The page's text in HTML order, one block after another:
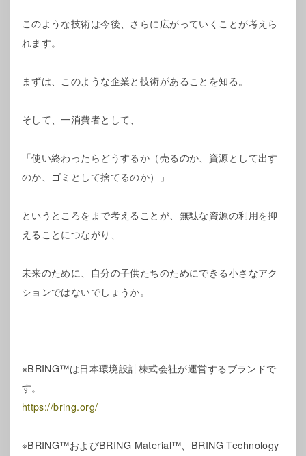
このような技術は今後、さらに広がっていくことが考えら
れます。
まずは、このような企業と技術があることを知る。
そして、一消費者として、
「使い終わったらどうするか（売るのか、資源として出す
のか、ゴミとして捨てるのか）」
というところをまで考えることが、無駄な資源の利用を抑
えることにつながり、
未来のために、自分の子供たちのためにできる小さなアク
ションではないでしょうか。
※BRING™は日本環境設計株式会社が運営するブランドで
す。
https://bring.org/
※BRING™およびBRING Material™、BRING Technology